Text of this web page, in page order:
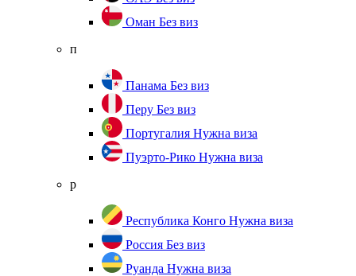
Оман Без виз
п
Панама Без виз
Перу Без виз
Португалия Нужна виза
Пуэрто-Рико Нужна виза
р
Республика Конго Нужна виза
Россия Без виз
Руанда Нужна виза